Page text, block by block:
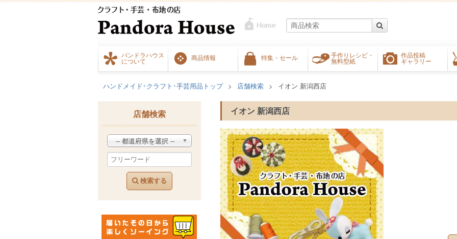
パンドラハウス
について
商品情報 特集・セール
手作りレシピ・
無料型紙
作品投稿
ギャラリー
ハンドメイド･クラフト･手芸用品トップ 店舗検索 イオン 新潟西店
イオン 新潟西店
店舗検索
-- 都道府県を選択 --
検索する